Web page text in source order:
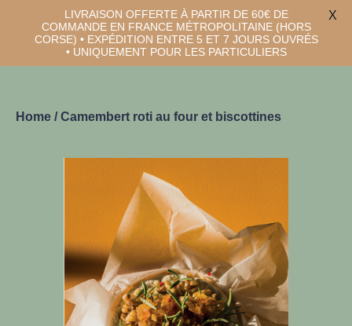
FR/EN
Home / Camembert roti au four et biscottines
LIVRAISON OFFERTE À PARTIR DE 60€ DE
COMMANDE EN FRANCE MÉTROPOLITAINE (HORS
CORSE) • EXPÉDITION ENTRE 5 ET 7 JOURS OUVRÉS
• UNIQUEMENT POUR LES PARTICULIERS
X